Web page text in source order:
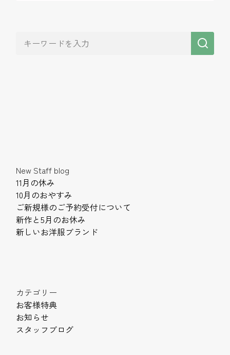
New Staff blog
11月の休み
10月のおやすみ
ご新規様のご予約受付について
新作と5月のお休み
新しいお洋服ブランド
カテゴリー
お客様特典
お知らせ
スタッフブログ